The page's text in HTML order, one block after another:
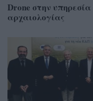
Drone στην
αρχαιολογίας